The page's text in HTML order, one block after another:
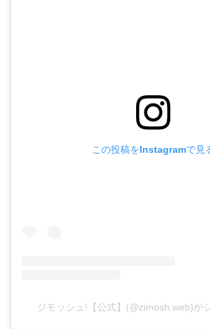
この投稿をInstagramで見
ジモッシュ!【公式】(@zimosh.web)が